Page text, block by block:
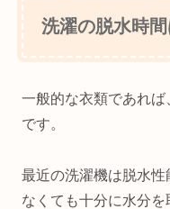
洗濯の脱水時
一般的な衣類であれば
です。
最近の洗濯機は脱水
なくても十分に水分を